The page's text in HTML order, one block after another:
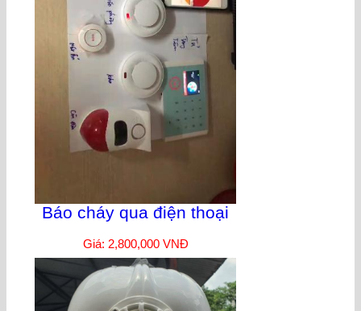
Báo cháy qua điện thoại
Giá: 2,800,000 VNĐ